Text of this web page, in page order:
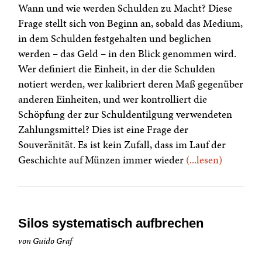
Wann und wie werden Schulden zu Macht? Diese
Frage stellt sich von Beginn an, sobald das Medium,
in dem Schulden festgehalten und beglichen
werden – das Geld – in den Blick genommen wird.
Wer definiert die Einheit, in der die Schulden
notiert werden, wer kalibriert deren Maß gegenüber
anderen Einheiten, und wer kontrolliert die
Schöpfung der zur Schuldentilgung verwendeten
Zahlungsmittel? Dies ist eine Frage der
Souveränität. Es ist kein Zufall, dass im Lauf der
Geschichte auf Münzen immer wieder (...lesen)
Silos systematisch aufbrechen
von Guido Graf